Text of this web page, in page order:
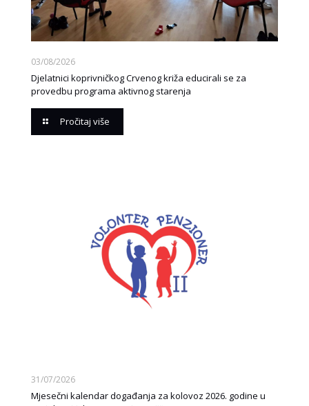
03/08/2026
Djelatnici koprivničkog Crvenog križa educirali se za
provedbu programa aktivnog starenja
Pročitaj više
31/07/2026
Mjesečni kalendar događanja za kolovoz 2026. godine u